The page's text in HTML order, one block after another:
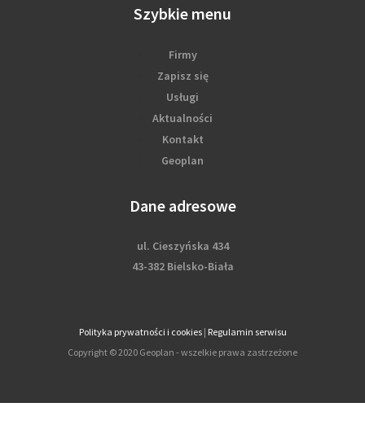
Szybkie menu
Firmy
Zapisz się
Usługi
Aktualności
Kontakt
Geoplan
Dane adresowe
ul. Cieszyńska 434
43-382 Bielsko-Biała
Polityka prywatności i cookies| Regulamin serwisu
Copyright © 2020 Geoplan - wszelkie prawa zastrzeżone